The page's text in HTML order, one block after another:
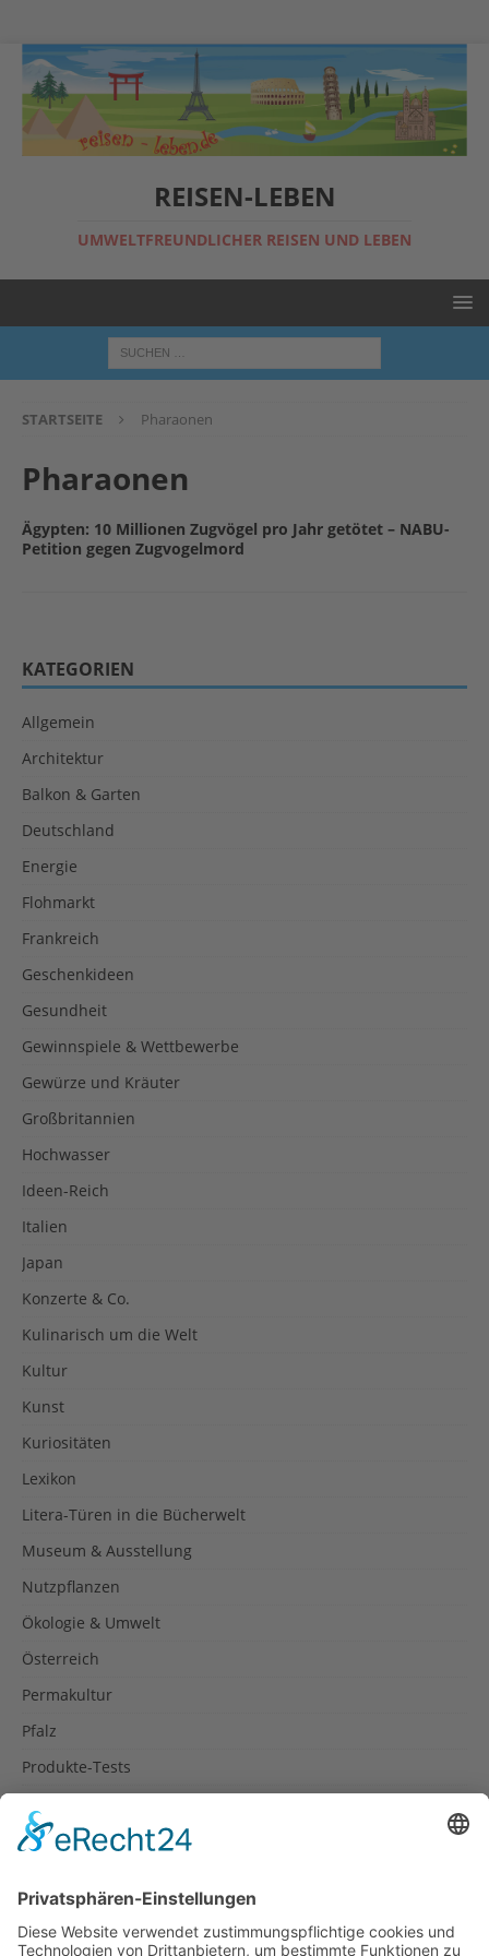
REISEN-LEBEN
UMWELTFREUNDLICHER REISEN UND LEBEN
STARTSEITE Pharaonen
Pharaonen
Ägypten: 10 Millionen Zugvögel pro Jahr getötet – NABU-
Petition gegen Zugvogelmord
KATEGORIEN
Allgemein
Architektur
Balkon & Garten
Deutschland
Energie
Flohmarkt
Frankreich
Geschenkideen
Gesundheit
Gewinnspiele & Wettbewerbe
Gewürze und Kräuter
Großbritannien
Hochwasser
Ideen-Reich
Italien
Japan
Konzerte & Co.
Kulinarisch um die Welt
Kultur
Kunst
Kuriositäten
Lexikon
Litera-Türen in die Bücherwelt
Museum & Ausstellung
Nutzpflanzen
Ökologie & Umwelt
Österreich
Permakultur
Pfalz
Produkte-Tests
Rezepte
Spanien
Südtirol